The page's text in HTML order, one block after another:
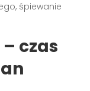
śpiewanie
czas